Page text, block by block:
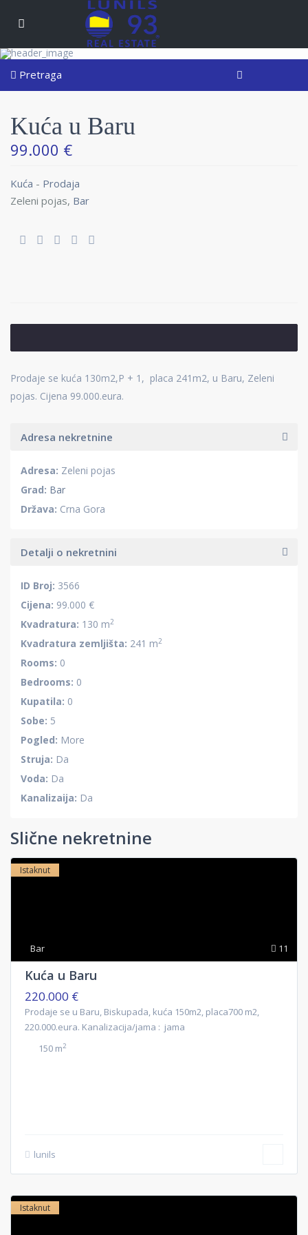
Pretraga
Kuća u Baru
99.000 €
Kuća - Prodaja
Zeleni pojas, Bar
Prodaje se kuća 130m2,P + 1, placa 241m2, u Baru, Zeleni
pojas. Cijena 99.000.eura.
Adresa nekretnine
Adresa: Zeleni pojas
Grad: Bar
Država: Crna Gora
Detalji o nekretnini
ID Broj: 3566
Cijena: 99.000 €
Kvadratura: 130 m2
Kvadratura zemljišta: 241 m2
Rooms: 0
Bedrooms: 0
Kupatila: 0
Sobe: 5
Pogled: More
Struja: Da
Voda: Da
Kanalizaija: Da
Slične nekretnine
11
Bar
Istaknut
Kuća u Baru
220.000 €
Prodaje se u Baru, Biskupada, kuća 150m2, placa700 m2,
220.000.eura. Kanalizacija/jama : jama
150 m2
lunils
Istaknut